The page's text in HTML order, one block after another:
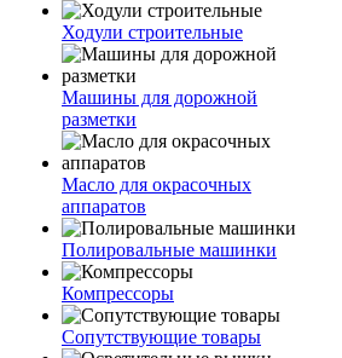
Ходули строительные
Машины для дорожной
разметки
Масло для окрасочных
аппаратов
Полировальные машинки
Компрессоры
Сопутствующие товары